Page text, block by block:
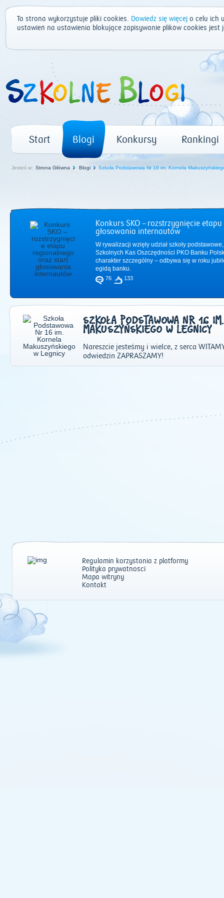
Ta strona wykorzystuje pliki cookies. Dowiedz się więcej o celu ich
ustawień na ustawienia blokujące zapisywanie plików cookies
Start Blogi Konkursy Rankingi
Jesteś w: Strona Główna Blogi Szkoła Podstawowa Nr 16 im. Kornela
Konkurs SKO – rozstrzygnięcie
głosowania internautów
W rywalizacji wzięły udział szkoły
Szkolnych Kas Oszczędności PKO Banku
charakter szczególny – odbywa się w roku
egidą banku.
76 133
SZKOŁA PODSTAWOWA NR 16
MAKUSZYŃSKIEGO W LEGNICY
Nareszcie jesteśmy i wielce, z serca
odwiedzin ZAPRASZAMY!
Regulamin korzystania z platformy
Polityka prywatności
Mapa witryny
Kontakt